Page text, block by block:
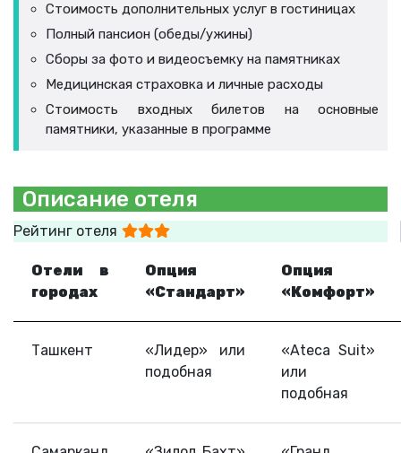
Стоимость дополнительных услуг в гостиницах
Полный пансион (обеды/ужины)
Cборы за фото и видеосъемку на памятниках
Медицинская страховка и личные расходы
Стоимость входных билетов на основные
памятники, указанные в программе
Описание отеля
Рейтинг отеля
Отели в
городах
Опция
«Стандарт»
Опция
«Комфорт»
Ташкент
«Лидер» или
подобная
«Ateca Suit»
или
подобная